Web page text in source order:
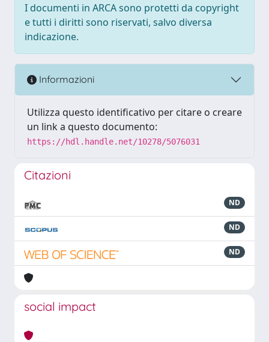
I documenti in ARCA sono protetti da copyright
e tutti i diritti sono riservati, salvo diversa
indicazione.
Informazioni
Utilizza questo identificativo per citare o creare
un link a questo documento:
https://hdl.handle.net/10278/5076031
Citazioni
ND
ND
ND
social impact